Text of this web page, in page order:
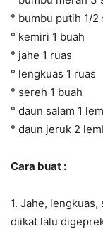
° bumbu putih 1/2
° kemiri 1 buah
° jahe 1 ruas
° lengkuas 1 ruas
° sereh 1 buah
° daun salam 1
° daun jeruk 2
Cara buat :
1. Jahe,
diikat lalu